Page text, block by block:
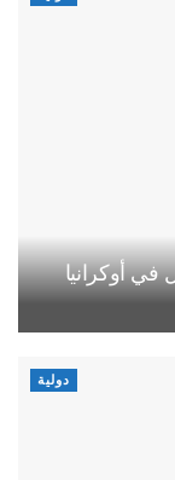
في أوكرانيا
دولية